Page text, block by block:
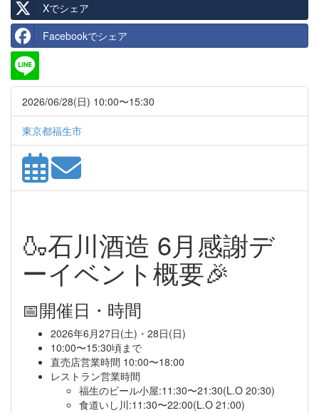
Xでシェア
Facebookでシェア
2026/06/28(日) 10:00〜15:30
東京都福生市
🍶石川酒造 6月感謝デ
ーイベント概要🎉
📅開催日・時間
2026年6月27日(土)・28日(日)
10:00〜15:30頃まで
直売店営業時間 10:00〜18:00
レストラン営業時間
福生のビール小屋:11:30〜21:30(L.O 20:30)
食道いし川:11:30〜22:00(L.O 21:00)